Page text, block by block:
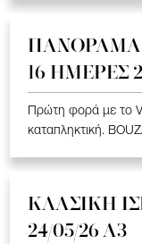
ΠΑΝΟΡΑΜΑ
16 ΗΜΕΡΕΣ
Πρώτη φορά με το
καταπληκτική.
ΚΛΑΣΙΚΗ
24/05/26 Α3